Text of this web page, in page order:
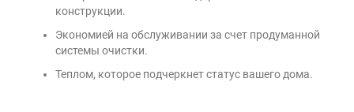
конструкции.
Экономией на обслуживании за счет продуманной
системы очистки.
Теплом, которое подчеркнет статус вашего дома.